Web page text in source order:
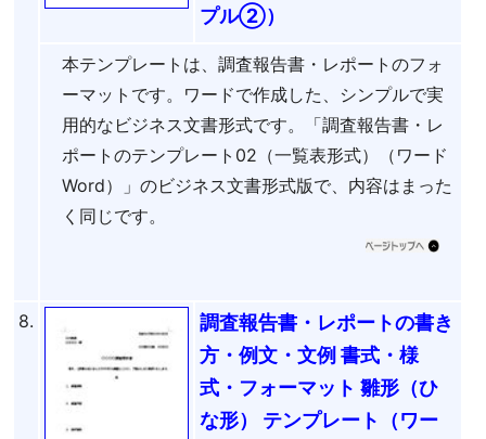
プル②）
本テンプレートは、調査報告書・レポートのフォ
ーマットです。ワードで作成した、シンプルで実
用的なビジネス文書形式です。「調査報告書・レ
ポートのテンプレート02（一覧表形式）（ワード
Word）」のビジネス文書形式版で、内容はまった
く同じです。
8.
調査報告書・レポートの書き
方・例文・文例 書式・様
式・フォーマット 雛形（ひ
な形） テンプレート（ワー